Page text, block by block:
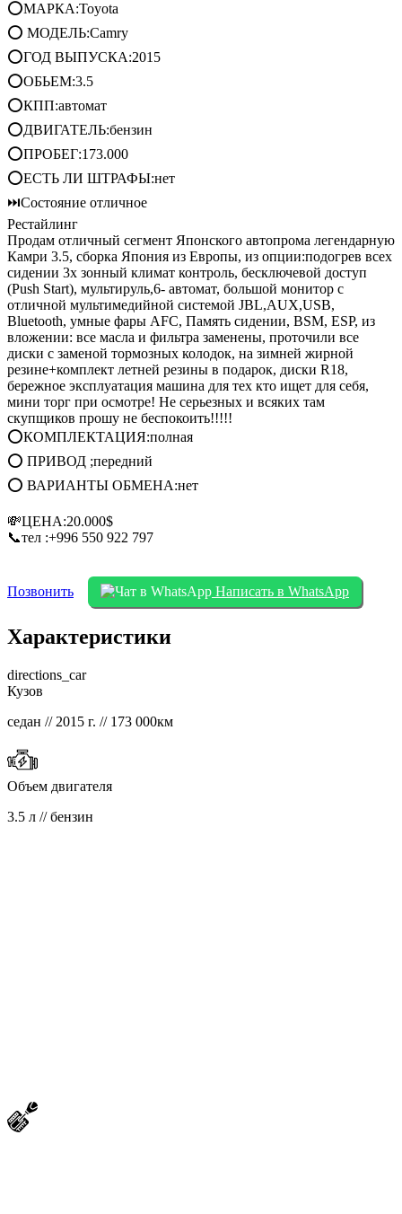
⭕МАРКА:Toyota
⭕ МОДЕЛЬ:Camry
⭕ГОД ВЫПУСКА:2015
⭕ОБЬЕМ:3.5
⭕КПП:автомат
⭕ДВИГАТЕЛЬ:бензин
⭕ПРОБЕГ:173.000
⭕ЕСТЬ ЛИ ШТРАФЫ:нет
⏭Состояние отличное
Рестайлинг
Продам отличный сегмент Японского автопрома легендарную
Камри 3.5, сборка Япония из Европы, из опции:подогрев всех
сидении 3х зонный климат контроль, бесключевой доступ
(Push Start), мультируль,6- автомат, большой монитор с
отличной мультимедийной системой JBL,AUX,USB,
Bluetooth, умные фары AFC, Память сидении, BSM, ESP, из
вложении: все масла и фильтра заменены, проточили все
диски с заменой тормозных колодок, на зимней жирной
резине+комплект летней резины в подарок, диски R18,
бережное эксплуатация машина для тех кто ищет для себя,
мини торг при осмотре! Не серьезных и всяких там
скупщиков прошу не беспокоить!!!!!
⭕КОМПЛЕКТАЦИЯ:полная
⭕ ПРИВОД ;передний
⭕ ВАРИАНТЫ ОБМЕНА:нет
💸ЦЕНА:20.000$
📞тел :+996 550 922 797
Позвонить Написать в WhatsApp
Характеристики
directions_car
Кузов
седан // 2015 г. // 173 000км
Объем двигателя
3.5 л // бензин